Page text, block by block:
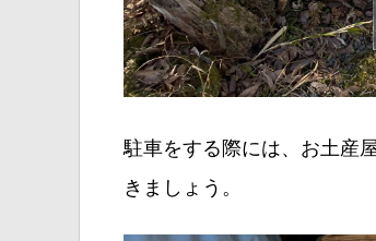
駐車をする際には、お土産
きましょう。